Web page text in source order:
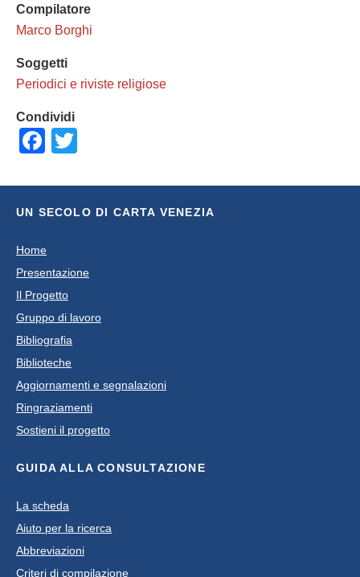
Compilatore
Marco Borghi
Soggetti
Periodici e riviste religiose
Condividi
Facebook
UN SECOLO DI CARTA VENEZIA
Home
Presentazione
Il Progetto
Gruppo di lavoro
Bibliografia
Biblioteche
Aggiornamenti e segnalazioni
Ringraziamenti
Sostieni il progetto
GUIDA ALLA CONSULTAZIONE
La scheda
Aiuto per la ricerca
Abbreviazioni
Criteri di compilazione